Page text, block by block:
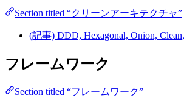
Section titled “クリーンアーキテクチャ”
(記事) DDD, Hexagonal, Onion,
フレームワーク
Section titled “フレームワーク”